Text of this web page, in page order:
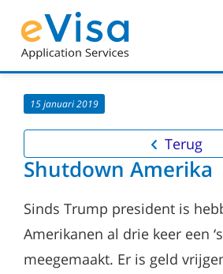
15 januari 2019
Terug
Shutdown Amerika
Sinds Trump president is
Amerikanen al drie keer een
meegemaakt. Er is geld